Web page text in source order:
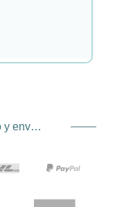
Sello de tienda, envío y envío. Proveedor de servicios de pago